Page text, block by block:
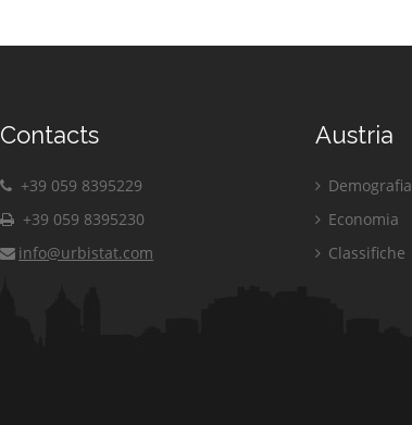
Contacts
+39 059 8395229
+39 059 8395230
info@urbistat.com
Austria
Demografia
Economia
Classifiche